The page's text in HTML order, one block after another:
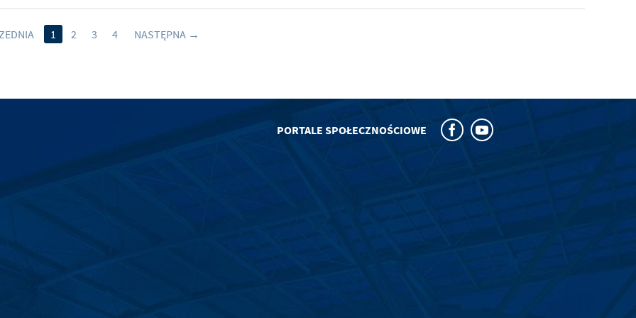
1 2 3 4 NASTĘPNA
PORTALE SPOŁECZNOŚCIOWE